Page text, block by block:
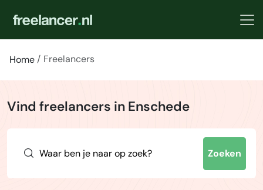
Home Freelancers
Vind freelancers in Enschede
Zoeken